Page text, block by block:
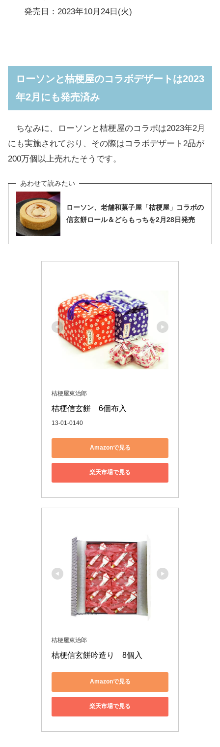
発売日：2023年10月24日(火)
ローソンと桔梗屋のコラボデザートは2023
年2月にも発売済み
ちなみに、ローソンと桔梗屋のコラボは2023年2月
にも実施されており、その際はコラボデザート2品が
200万個以上売れたそうです。
ローソン、老舗和菓子屋「桔梗屋」コラボの
信玄餅ロール＆どらもっちを2月28日発売
桔梗屋東治郎
桔梗信玄餅　6個布入
13-01-0140
Amazonで見る
楽天市場で見る
桔梗屋東治郎
桔梗信玄餅吟造り　8個入
Amazonで見る
楽天市場で見る